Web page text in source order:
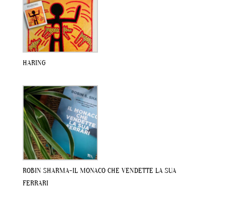
HARING
ROBIN SHARMA-IL MONACO CHE VENDETTE LA SUA
FERRARI